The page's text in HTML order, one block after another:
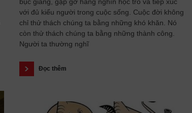
với đủ kiểu người trong cuộc sống. Cuộc đời không
chỉ thử thách chúng ta bằng những khó khăn. Nó
còn thử thách chúng ta bằng những thành công.
Người ta thường nghĩ
Đọc thêm